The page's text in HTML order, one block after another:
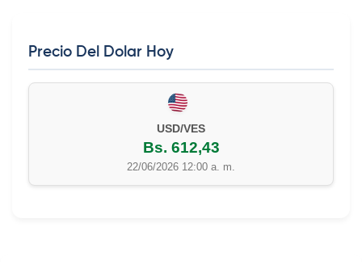
Precio Del Dolar Hoy
EUR/VES
Bs. 702,42
22/06/2026 12:00 a. m.